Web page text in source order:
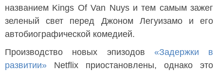
названием Kings Of Van Nuys и тем самым зажег
зеленый свет перед Джоном Легуизамо и его
автобиографической комедией.
Производство новых эпизодов «Задержки в
развитии» Netflix приостановлены, однако это